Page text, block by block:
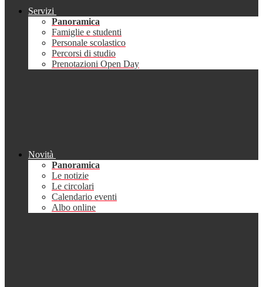
Servizi
Panoramica
Famiglie e studenti
Personale scolastico
Percorsi di studio
Prenotazioni Open Day
Novità
Panoramica
Le notizie
Le circolari
Calendario eventi
Albo online